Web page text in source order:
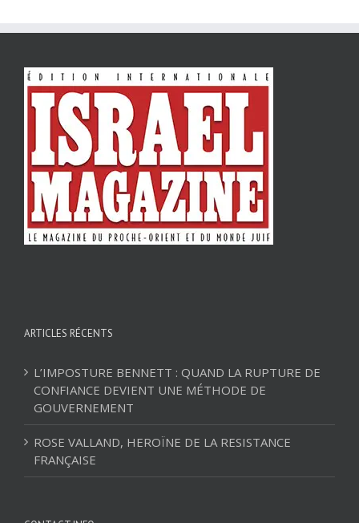
ARTICLES RÉCENTS
L’IMPOSTURE BENNETT : QUAND LA RUPTURE DE
CONFIANCE DEVIENT UNE MÉTHODE DE
GOUVERNEMENT
ROSE VALLAND, HEROÏNE DE LA RESISTANCE
FRANÇAISE